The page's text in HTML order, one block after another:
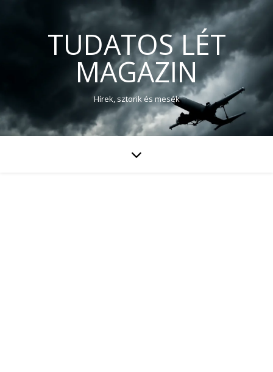
TUDATOS LÉT
MAGAZIN
Hírek, sztorik és mesék